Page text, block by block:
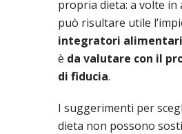
propria dieta: a volte in
può risultare utile
integratori alimentari
è da valutare con il
di fiducia.
I suggerimenti per
dieta non possono